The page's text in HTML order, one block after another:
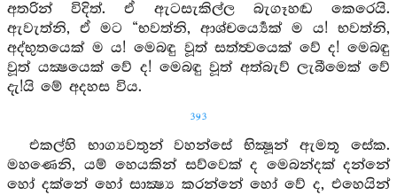
අතරින් විදිත්. ඒ ඇටසැකිල්ල බැගෑහඬ කෙරෙයි.
ඇවැත්නි, ඒ මට “භවත්නි, ආශ්චර්‍ය්‍යෙක් ම ය! භවත්නි,
අද්භුතයෙක් ම ය! මෙබඳු වූත් සත්ත්‍වයෙක් වේ ද! මෙබඳු
වූත් යක්‍ෂයෙක් වේ ද! මෙබඳු වූත් අත්බැව් ලැබීමෙක් වේ
දැ!යි මේ අදහස විය.
393
එකල්හි භාග්‍යවතුන් වහන්සේ භික්‍ෂූන් ඇමතූ සේක.
මහණෙනි, යම් හෙයකින් සව්වෙක් ද මෙබන්දක් දන්නේ
හෝ දක්නේ හෝ සාක්‍ෂ්‍ය කරන්නේ හෝ වේ ද, එහෙයින්